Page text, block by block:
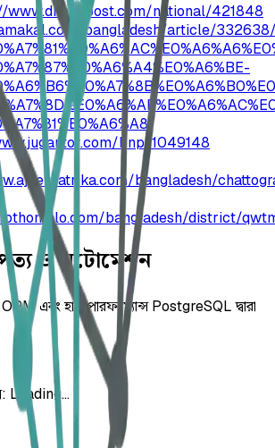
www.dhakapost.com/national/421848
bangladesh/article/332638/
bnp/1049148
bangladesh/
bangladesh/district/
ও অটোমেশন
এবং হাই-পারফরম্যান্স PostgreSQL দ্বারা
: Loading...